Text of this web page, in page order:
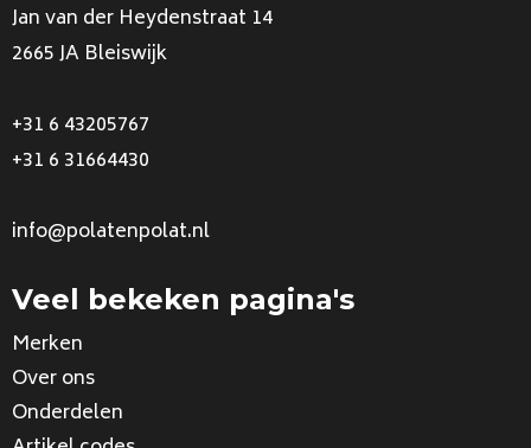
Jan van der Heydenstraat 14
2665 JA Bleiswijk
+31 6 43205767
+31 6 31664430
info@polatenpolat.nl
Veel bekeken pagina's
Merken
Over ons
Onderdelen